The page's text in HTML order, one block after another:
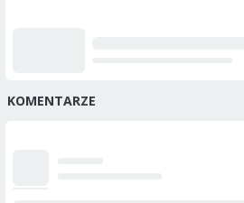
KOMENTARZE